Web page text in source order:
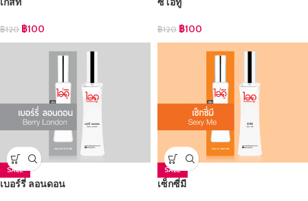
฿120 ฿100 ฿120 ฿100
SALE
เบอร์รี่ ลอนดอน
SALE
เซ็กซี่มี